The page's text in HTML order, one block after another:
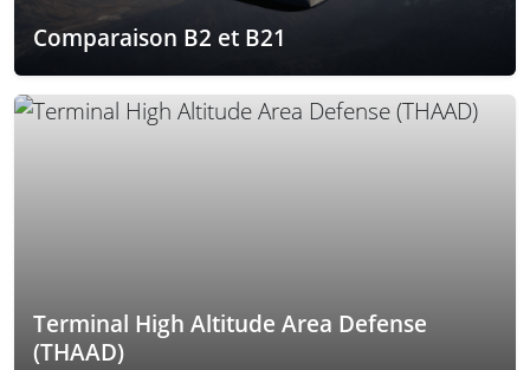
Comparaison B2 et B21
Terminal High Altitude Area Defense
(THAAD)